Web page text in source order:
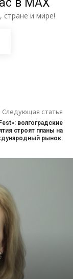
в МАХ
стране и мире!
Следующая статья
волгоградские
строят планы на
рынок